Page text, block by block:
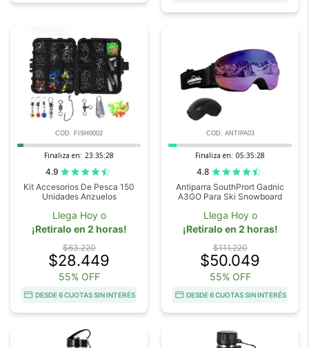
COD. FISH0002
Finaliza en: 23:35:27
4.9
Kit Accesorios De Pesca 150
Unidades Anzuelos
Llega Hoy o
¡Retiralo en 2 horas!
$63.220
$28.449
55% OFF
DESDE 6 CUOTAS SIN INTERÉS
COD. ANTIPA03
Finaliza en: 05:35:27
4.8
Antiparra SouthPrort Gadnic
A3GO Para Ski Snowboard
Llega Hoy o
¡Retiralo en 2 horas!
$111.220
$50.049
55% OFF
DESDE 6 CUOTAS SIN INTERÉS